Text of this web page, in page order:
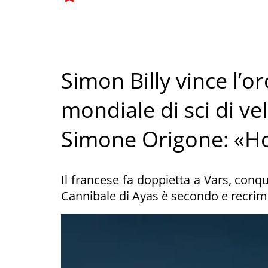
Simon Billy vince
mondiale di sci di
Simone Origone:
Il francese fa doppietta a Vars,
Cannibale di Ayas è secondo e